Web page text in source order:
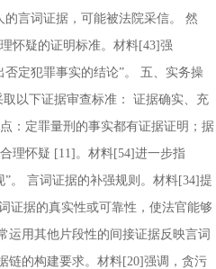
言词证据，可能被法院采信。 然
怀疑的证明标准。材料[43]强
定犯罪事实的结论”。 五、实务操
以下证据审查标准： 证据确实、充
：定罪量刑的事实都有证据证明；据
理怀疑 [11]。材料[54]进一步指
。 言词证据的补强规则。材料[34]提
证据的真实性或可靠性，使法官能够
用其他片段性的间接证据反映言词
链的构建要求。材料[20]强调，贪污